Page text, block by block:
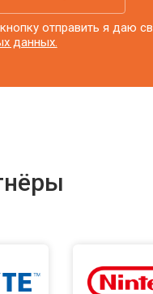
отправить я даю
данных.